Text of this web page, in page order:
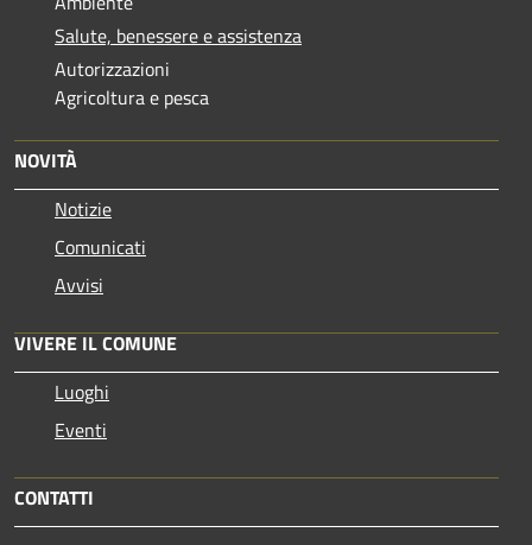
Salute, benessere e assistenza
Autorizzazioni
Agricoltura e pesca
NOVITÀ
Notizie
Comunicati
Avvisi
VIVERE IL COMUNE
Luoghi
Eventi
CONTATTI